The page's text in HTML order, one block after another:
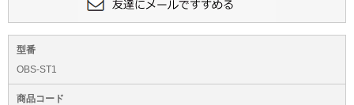
型番
OBS-ST1
商品コード